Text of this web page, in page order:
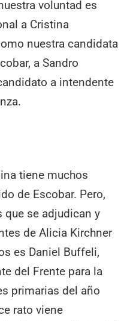
voluntad es
a Cristina
nuestra candidata
a Sandro
a intendente
tiene muchos
de Escobar. Pero,
que se adjudican y
de Alicia Kirchner
es Daniel Buffeli,
del Frente para la
primarias del año
rato viene